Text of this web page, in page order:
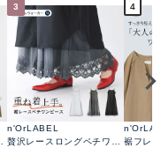
3
n'OrLABEL
贅沢レースロングペチワン
4
裾フレ